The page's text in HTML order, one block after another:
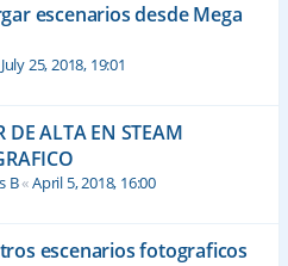
escenarios desde Mega
July 25, 2018, 19:01
DE ALTA EN STEAM
B«April 5, 2018, 16:00
escenarios fotograficos